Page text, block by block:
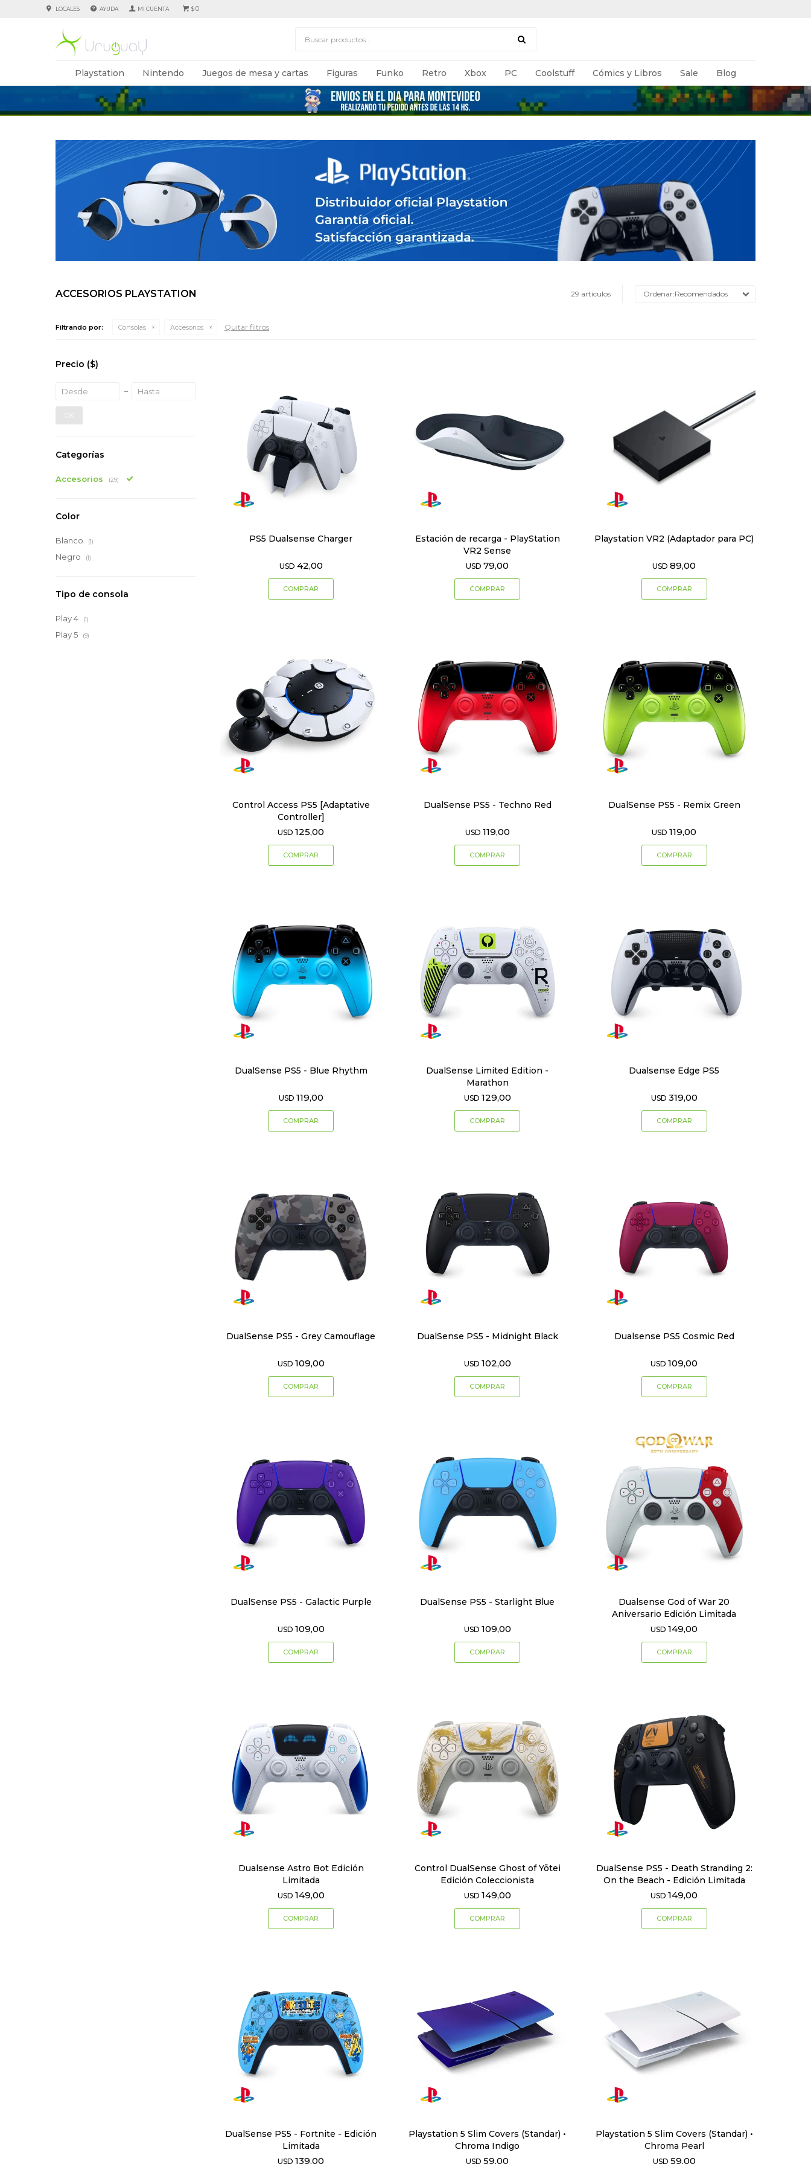
Playstation Nintendo Juegos de mesa y cartas Figuras Funko Retro Xbox PC Coolstuff Cómics y Libros Sale Blog
$0
LOCALES AYUDA
ACCESORIOS PLAYSTATION 29 artículos Recomendados
Filtrando por: Consolas Accesorios Quitar filtros
PS5 Dualsense Charger
USD 42,00
Estación de recarga - PlayStation
VR2 Sense
USD 79,00
Playstation VR2 (Adaptador para PC)
USD 89,00
Control Access PS5 [Adaptative
Controller]
USD 125,00
DualSense PS5 - Techno Red
USD 119,00
DualSense PS5 - Remix Green
USD 119,00
DualSense PS5 - Blue Rhythm
USD 119,00
DualSense Limited Edition -
Marathon
USD 129,00
Dualsense Edge PS5
USD 319,00
DualSense PS5 - Grey Camouflage
USD 109,00
DualSense PS5 - Midnight Black
USD 102,00
Dualsense PS5 Cosmic Red
USD 109,00
DualSense PS5 - Galactic Purple
USD 109,00
DualSense PS5 - Starlight Blue
USD 109,00
Dualsense God of War 20
Aniversario Edición Limitada
USD 149,00
Dualsense Astro Bot Edición
Limitada
USD 149,00
Control DualSense Ghost of Yōtei
Edición Coleccionista
USD 149,00
DualSense PS5 - Death Stranding 2:
On the Beach - Edición Limitada
USD 149,00
DualSense PS5 - Fortnite - Edición
Limitada
USD 139,00
Playstation 5 Slim Covers (Standar) •
Chroma Indigo
USD 59,00
Playstation 5 Slim Covers (Standar) •
Chroma Pearl
USD 59,00
Categorías
Accesorios (29)
Precio ($)
OK
Color
Blanco (1)
Negro (1)
Tipo de consola
Play 4 (1)
Play 5 (9)